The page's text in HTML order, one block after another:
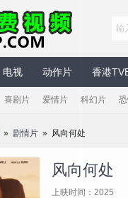
电视 动作片 香港
喜剧片 爱情片 科幻片
» 剧情片 » 风向何处
风向何处
上映时间：2025